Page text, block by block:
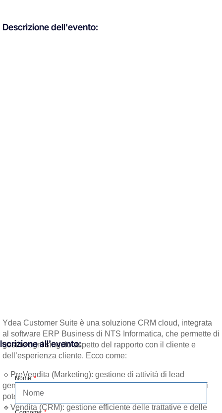
Descrizione dell'evento:
Ydea Customer Suite è una soluzione CRM cloud, integrata
al software ERP Business di NTS Informatica, che permette di
gestire ogni singolo aspetto del rapporto con il cliente e
dell’esperienza cliente. Ecco come:
🔹PreVendita (Marketing): gestione di attività di lead
generation e lead nurturing per attrarre e coinvolgere nuovi
potenziali clienti.
🔹Vendita (CRM): gestione efficiente delle trattative e delle
Iscrizione all'evento:
Nome